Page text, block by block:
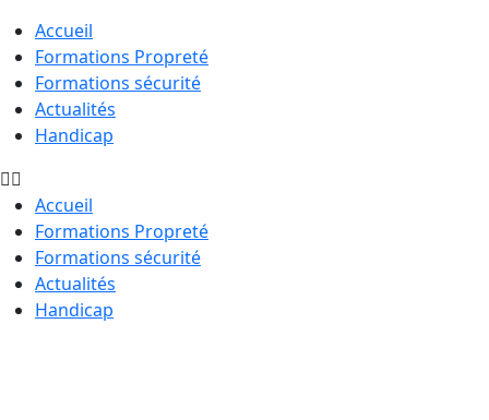
Accueil
Formations Propreté
Formations sécurité
Actualités
Handicap
Accueil
Formations Propreté
Formations sécurité
Actualités
Handicap